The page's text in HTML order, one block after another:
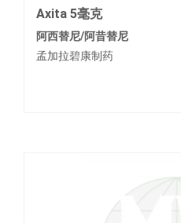
Axita 5毫克
阿西替尼/阿昔替尼
孟加拉碧康制药